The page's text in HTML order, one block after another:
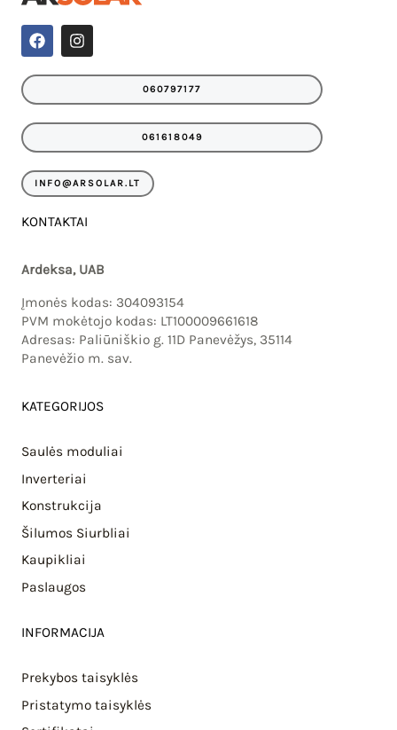
F
a
e
o
I
n
t
r
060797177
061618049
INFO@ARSOLAR.LT
KONTAKTAI
Ardeksa, UAB
Įmonės kodas: 304093154
PVM mokėtojo kodas: LT100009661618
Adresas: Paliūniškio g. 11D Panevėžys, 35114
Panevėžio m. sav.
KATEGORIJOS
Saulės moduliai
Inverteriai
Konstrukcija
Šilumos Siurbliai
Kaupikliai
Paslaugos
INFORMACIJA
Prekybos taisyklės
Pristatymo taisyklės